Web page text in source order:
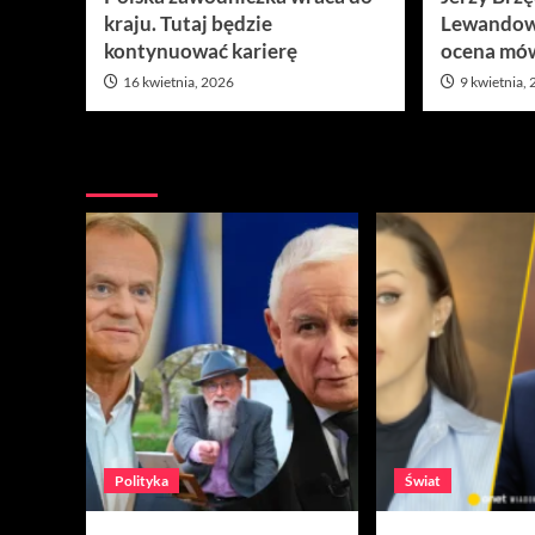
kraju. Tutaj będzie
kontynuować karierę
16 kwietnia, 2026
ocena
9 kwietnia,
Polityka Świat